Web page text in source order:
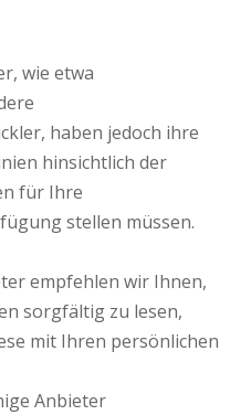
wie etwa
haben jedoch ihre
hinsichtlich der
für Ihre
stellen müssen.
empfehlen wir Ihnen,
sorgfältig zu lesen,
mit Ihren persönlichen
Anbieter